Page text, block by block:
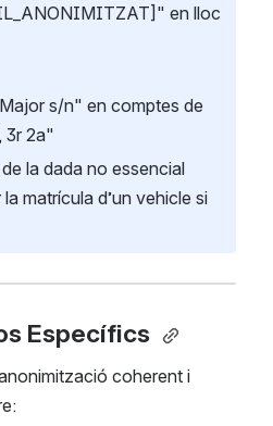
en lloc
s/n" en comptes de
3r 2a"
la dada no essencial
la matrícula d’un vehicle si
Específics
coherent i